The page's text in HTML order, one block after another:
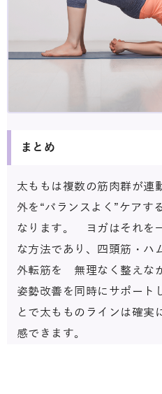
まとめ
太ももは複数の筋肉群が連
外を“バランスよく”ケアす
なります。 ヨガはそれを
な方法であり、四頭筋・ハ
外転筋を 無理なく整えな
姿勢改善を同時にサポー
とで太もものラインは確実
感できます。